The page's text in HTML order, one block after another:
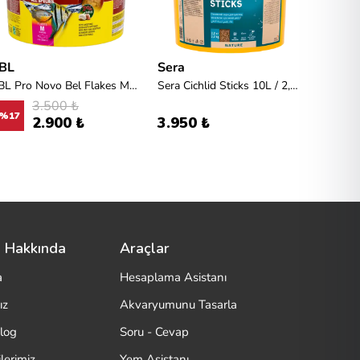
JBL Pro Novo Bel Flakes M Kova Yem 950gr/5,5L
17
3.500 ₺
2.900 ₺
Sera
Sera Cichlid Sticks 10L / 2,2kg
3.950 ₺
Araçlar
Hesaplama Asistanı
Akvaryumunu Tasarla
Soru - Cevap